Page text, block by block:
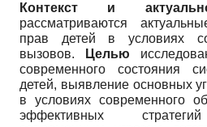
Контекст и
рассматриваются
прав детей в условиях
вызовов.
Целью
современного состояния
детей, выявление основных
в условиях современного
эффективных